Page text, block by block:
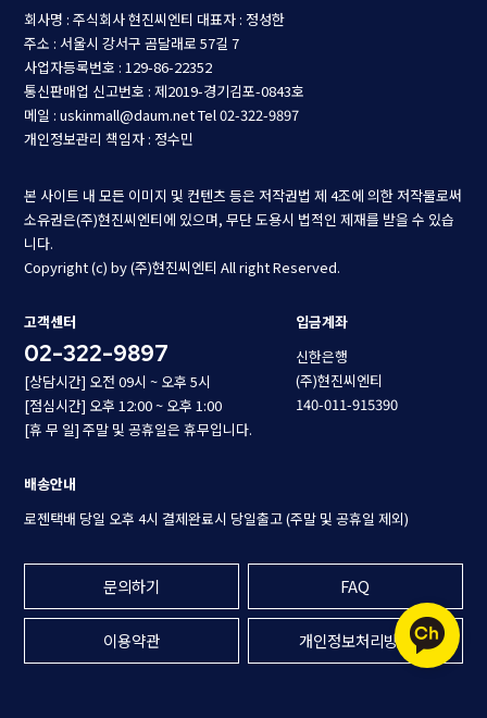
회사명 : 주식회사 현진씨엔티 대표자 : 정성한
주소 : 서울시 강서구 곰달래로 57길 7
사업자등록번호 : 129-86-22352
통신판매업 신고번호 : 제2019-경기김포-0843호
메일 : uskinmall@daum.netTel 02-322-9897
개인정보관리 책임자 : 정수민
본 사이트 내 모든 이미지 및 컨텐츠 등은 저작권법 제 4조에 의한 저작물로써
소유권은(주)현진씨엔티에 있으며, 무단 도용시 법적인 제재를 받을 수 있습
니다.
Copyright (c) by (주)현진씨엔티 All right Reserved.
고객센터
02-322-9897
[상담시간] 오전 09시 ~ 오후 5시
[점심시간] 오후 12:00 ~ 오후 1:00
[휴 무 일] 주말 및 공휴일은 휴무입니다.
입금계좌
신한은행
(주)현진씨엔티
140-011-915390
배송안내
로젠택배 당일 오후 4시 결제완료시 당일출고 (주말 및 공휴일 제외)
문의하기 FAQ
이용약관 개인정보처리방침